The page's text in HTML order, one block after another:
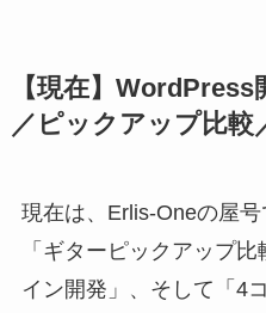
【現在】
／ピックアップ比較
現在は、Erlis-Oneの屋号
「ギターピックアップ
イン開発」、そして「4